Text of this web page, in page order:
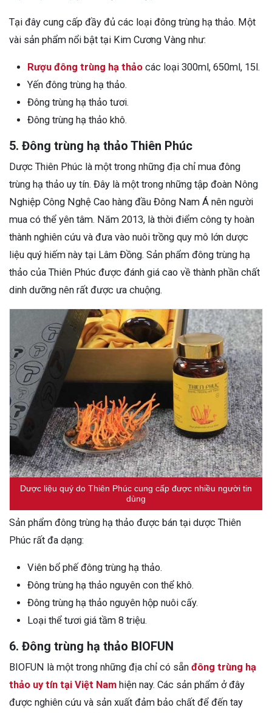
Tại đây cung cấp đầy đủ các loại đông trùng hạ thảo. Một
vài sản phẩm nổi bật tại Kim Cương Vàng như:
Rượu đông trùng hạ thảo các loại 300ml, 650ml, 15l.
Yến đông trùng hạ thảo.
Đông trùng hạ thảo tươi.
Đông trùng hạ thảo khô.
5. Đông trùng hạ thảo Thiên Phúc
Dược Thiên Phúc là một trong những địa chỉ mua đông
trùng hạ thảo uy tín. Đây là một trong những tập đoàn Nông
Nghiệp Công Nghệ Cao hàng đầu Đông Nam Á nên người
mua có thể yên tâm. Năm 2013, là thời điểm công ty hoàn
thành nghiên cứu và đưa vào nuôi trồng quy mô lớn dược
liệu quý hiếm này tại Lâm Đồng. Sản phẩm đông trùng hạ
thảo của Thiên Phúc được đánh giá cao về thành phần chất
dinh dưỡng nên rất được ưa chuộng.
Dược liệu quý do Thiên Phúc cung cấp được nhiều người tin
dùng
Sản phẩm đông trùng hạ thảo được bán tại dược Thiên
Phúc rất đa dạng:
Viên bổ phế đông trùng hạ thảo.
Đông trùng hạ thảo nguyên con thể khô.
Đông trùng hạ thảo nguyên hộp nuôi cấy.
Loại thể tươi giá tầm 8 triệu.
6. Đông trùng hạ thảo BIOFUN
BIOFUN là một trong những địa chỉ có sẵn đông trùng hạ
thảo uy tín tại Việt Nam hiện nay. Các sản phẩm ở đây
được nghiên cứu và sản xuất đảm bảo chất để đến tay